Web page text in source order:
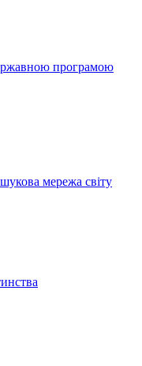
програмою
мережа світу